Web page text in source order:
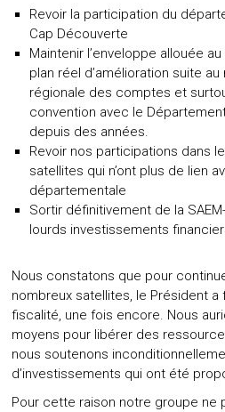
Revoir la participation du
Cap Découverte
Maintenir l’enveloppe allouée au
plan réel d’amélioration suite
régionale des comptes et
convention avec le
depuis des années.
Revoir nos participations dans
satellites qui n’ont plus de lien
départementale
Sortir définitivement de la
lourds investissements
Nous constatons que pour
nombreux satellites, le Président a
fiscalité, une fois encore. Nous
moyens pour libérer des
nous soutenons
d’investissements qui ont été
Pour cette raison notre groupe ne